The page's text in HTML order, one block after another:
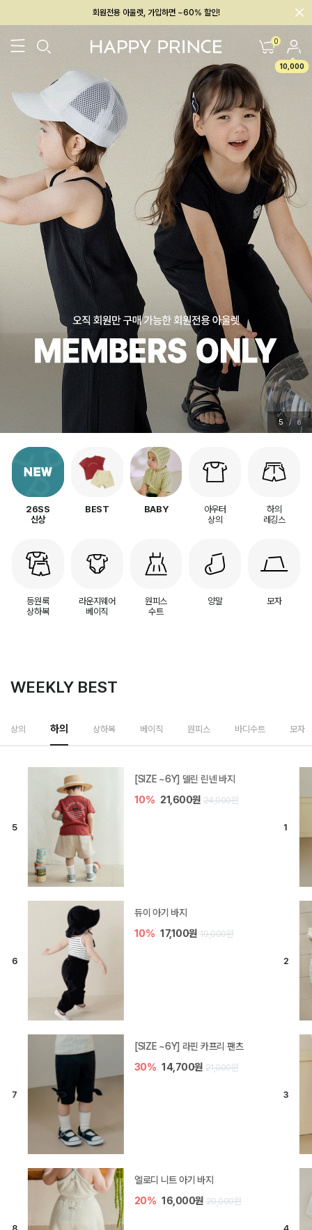
멤버십 최대 28,000원 혜택
0
10,000
26SS 신상 BEST BABY[6~12M] 아우터/상의 하의/레깅스
6 / 6
26SS
신상
BEST BABY
아우터
상의
하의
레깅스
등원룩
상하복
라운지웨어
베이직
원피스
수트
양말 모자
WEEKLY BEST
상의 하의 상하복 베이직 원피스 바디수트 모자
밀라 아기 셋업
20% 35,200원 44,000원
브렌 아기 블라우스 세트
10% 36,900원 41,000원
[SIZE ~6Y] 오뎃 라운지웨어
10% 20,700원 23,000원
[SIZE ~6Y] 블룸 플리츠 쓰리피스
셋업